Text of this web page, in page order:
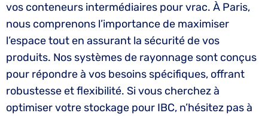
vos conteneurs intermédiaires pour vrac. À Paris,
nous comprenons l’importance de maximiser
l’espace tout en assurant la sécurité de vos
produits. Nos systèmes de rayonnage sont conçus
pour répondre à vos besoins spécifiques, offrant
robustesse et flexibilité. Si vous cherchez à
optimiser votre stockage pour IBC, n’hésitez pas à